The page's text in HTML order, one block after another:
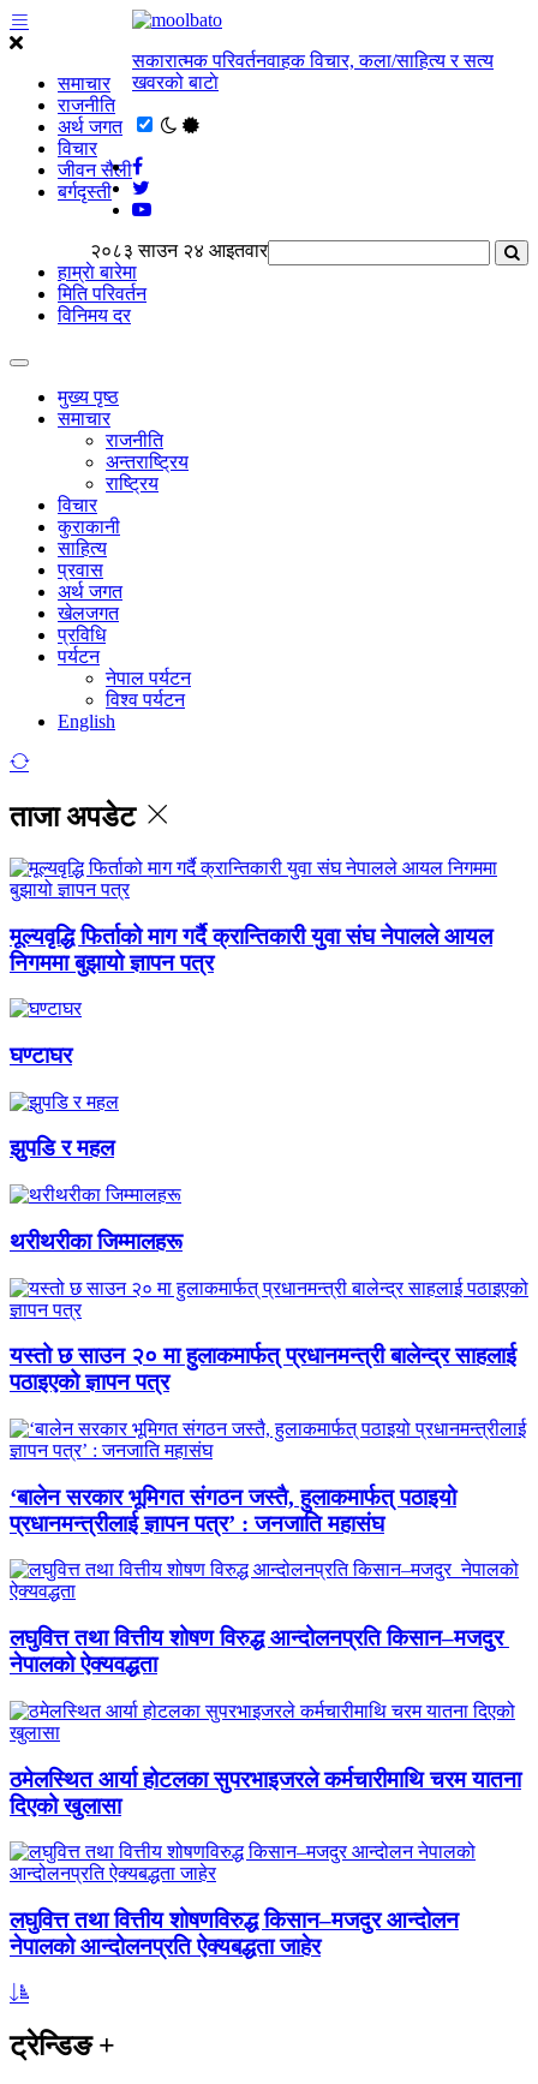
समाचार
राजनीति
अर्थ जगत
विचार
जीवन सैली
बर्गदृस्ती
सकारात्मक परिवर्तनवाहक विचार, कला/साहित्य र सत्य
खवरको बाटाे
२०८३ साउन २४ आइतवार
हाम्राे बारेमा
मिति परिवर्तन
विनिमय दर
मुख्य पृष्ठ
समाचार
राजनीति
अन्तराष्ट्रिय
राष्ट्रिय
विचार
कुराकानी
साहित्य
प्रवास
अर्थ जगत
खेलजगत
प्रविधि
पर्यटन
नेपाल पर्यटन
विश्व पर्यटन
English
ताजा अपडेट
मूल्यवृद्धि फिर्ताको माग गर्दै क्रान्तिकारी युवा संघ नेपालले आयल
निगममा बुझायो ज्ञापन पत्र
घण्टाघर
झुपडि र महल
थरीथरीका जिम्मालहरू
यस्तो छ साउन २० मा हुलाकमार्फत् प्रधानमन्त्री बालेन्द्र साहलाई
पठाइएको ज्ञापन पत्र
‘बालेन सरकार भूमिगत संगठन जस्तै, हुलाकमार्फत् पठाइयो
प्रधानमन्त्रीलाई ज्ञापन पत्र’ : जनजाति महासंघ
लघुवित्त तथा वित्तीय शोषण विरुद्ध आन्दोलनप्रति किसान–मजदुर
नेपालको ऐक्यवद्धता
ठमेलस्थित आर्या होटलका सुपरभाइजरले कर्मचारीमाथि चरम यातना
दिएको खुलासा
लघुवित्त तथा वित्तीय शोषणविरुद्ध किसान–मजदुर आन्दोलन
नेपालको आन्दोलनप्रति ऐक्यबद्धता जाहेर
ट्रेन्डिङ+